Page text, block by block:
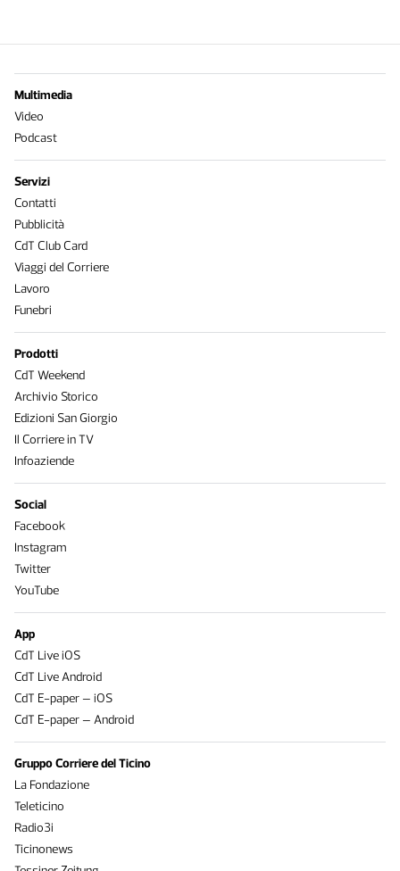
Multimedia
Video
Podcast
Servizi
Contatti
Pubblicità
CdT Club Card
Viaggi del Corriere
Lavoro
Funebri
Prodotti
CdT Weekend
Archivio Storico
Edizioni San Giorgio
Il Corriere in TV
Infoaziende
Social
Facebook
Instagram
Twitter
YouTube
App
CdT Live iOS
CdT Live Android
CdT E-paper – iOS
CdT E-paper – Android
Gruppo Corriere del Ticino
La Fondazione
Teleticino
Radio3i
Ticinonews